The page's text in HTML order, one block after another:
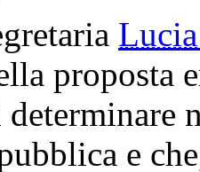
proposta
e